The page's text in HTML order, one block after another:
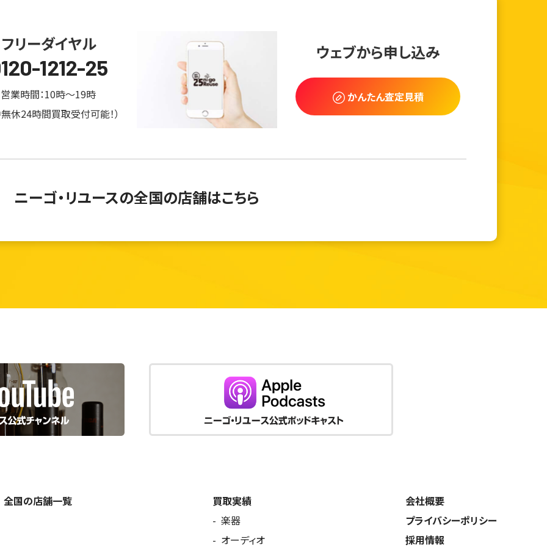
フリーダイヤル
1212-25
営業時間：10時～19時
休24時間買取受付可能！）
ウェブから申し込み
かんたん査定見積
ニーゴ・リユースの全国の店舗はこちら
全国の店舗一覧
買取実績
楽器
オーディオ
会社概要
プライバシーポリシー
採用情報